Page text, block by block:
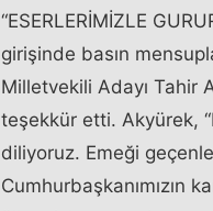
“ESERLERİMİZLE
girişinde basın
Milletvekili Adayı Tahir
teşekkür etti. Akyürek,
diliyoruz. Emeği
Cumhurbaşkanımızın